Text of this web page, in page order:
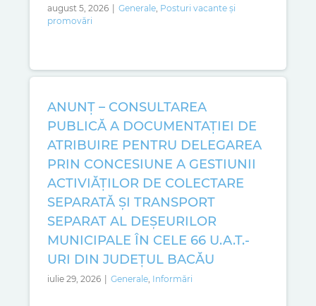
august 5, 2026 Generale, Posturi vacante și
promovări
ANUNŢ – CONSULTAREA
PUBLICĂ A DOCUMENTAŢIEI DE
ATRIBUIRE PENTRU DELEGAREA
PRIN CONCESIUNE A GESTIUNII
ACTIVIĂŢILOR DE COLECTARE
SEPARATĂ ŞI TRANSPORT
SEPARAT AL DEŞEURILOR
MUNICIPALE ÎN CELE 66 U.A.T.-
URI DIN JUDEŢUL BACĂU
iulie 29, 2026 Generale, Informări